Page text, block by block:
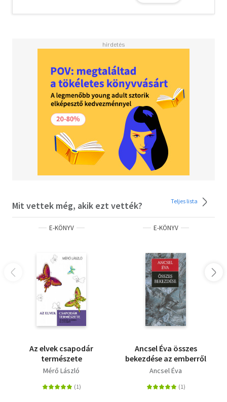
Mit vettek még, akik ezt vették? Teljes lista
E-KÖNYV
Az elvek csapodár
természete
Mérő László
E-KÖNYV
Ancsel Éva összes
bekezdése az emberről
Ancsel Éva